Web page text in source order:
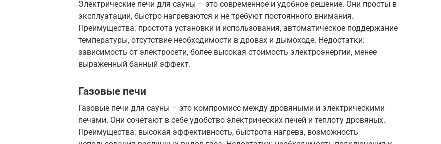
Электрические печи для сауны – это современное и удобное решение. Они просты в
эксплуатации, быстро нагреваются и не требуют постоянного внимания.
Преимущества: простота установки и использования, автоматическое поддержание
температуры, отсутствие необходимости в дровах и дымоходе. Недостатки:
зависимость от электросети, более высокая стоимость электроэнергии, менее
выраженный банный эффект.
Газовые печи
Газовые печи для сауны – это компромисс между дровяными и электрическими
печами. Они сочетают в себе удобство электрических печей и теплоту дровяных.
Преимущества: высокая эффективность, быстрота нагрева, возможность